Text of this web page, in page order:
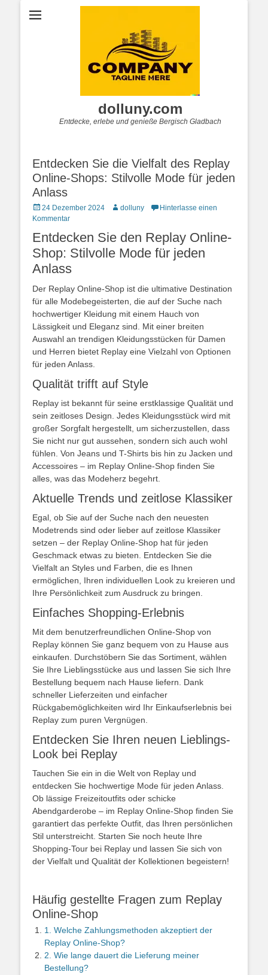
dolluny.com
Entdecke, erlebe und genieße Bergisch Gladbach
Entdecken Sie die Vielfalt des Replay
Online-Shops: Stilvolle Mode für jeden
Anlass
Posted
on
24 Dezember 2024 Autordolluny
Hinterlasse einen
Kommentar
Entdecken Sie den Replay Online-
Shop: Stilvolle Mode für jeden
Anlass
Der Replay Online-Shop ist die ultimative Destination
für alle Modebegeisterten, die auf der Suche nach
hochwertiger Kleidung mit einem Hauch von
Lässigkeit und Eleganz sind. Mit einer breiten
Auswahl an trendigen Kleidungsstücken für Damen
und Herren bietet Replay eine Vielzahl von Optionen
für jeden Anlass.
Qualität trifft auf Style
Replay ist bekannt für seine erstklassige Qualität und
sein zeitloses Design. Jedes Kleidungsstück wird mit
großer Sorgfalt hergestellt, um sicherzustellen, dass
Sie nicht nur gut aussehen, sondern sich auch wohl
fühlen. Von Jeans und T-Shirts bis hin zu Jacken und
Accessoires – im Replay Online-Shop finden Sie
alles, was das Modeherz begehrt.
Aktuelle Trends und zeitlose Klassiker
Egal, ob Sie auf der Suche nach den neuesten
Modetrends sind oder lieber auf zeitlose Klassiker
setzen – der Replay Online-Shop hat für jeden
Geschmack etwas zu bieten. Entdecken Sie die
Vielfalt an Styles und Farben, die es Ihnen
ermöglichen, Ihren individuellen Look zu kreieren und
Ihre Persönlichkeit zum Ausdruck zu bringen.
Einfaches Shopping-Erlebnis
Mit dem benutzerfreundlichen Online-Shop von
Replay können Sie ganz bequem von zu Hause aus
einkaufen. Durchstöbern Sie das Sortiment, wählen
Sie Ihre Lieblingsstücke aus und lassen Sie sich Ihre
Bestellung bequem nach Hause liefern. Dank
schneller Lieferzeiten und einfacher
Rückgabemöglichkeiten wird Ihr Einkaufserlebnis bei
Replay zum puren Vergnügen.
Entdecken Sie Ihren neuen Lieblings-
Look bei Replay
Tauchen Sie ein in die Welt von Replay und
entdecken Sie hochwertige Mode für jeden Anlass.
Ob lässige Freizeitoutfits oder schicke
Abendgarderobe – im Replay Online-Shop finden Sie
garantiert das perfekte Outfit, das Ihren persönlichen
Stil unterstreicht. Starten Sie noch heute Ihre
Shopping-Tour bei Replay und lassen Sie sich von
der Vielfalt und Qualität der Kollektionen begeistern!
Häufig gestellte Fragen zum Replay
Online-Shop
1. Welche Zahlungsmethoden akzeptiert der
Replay Online-Shop?
2. Wie lange dauert die Lieferung meiner
Bestellung?